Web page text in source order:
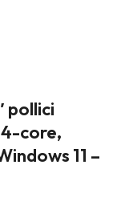
pollici
core,
11 –